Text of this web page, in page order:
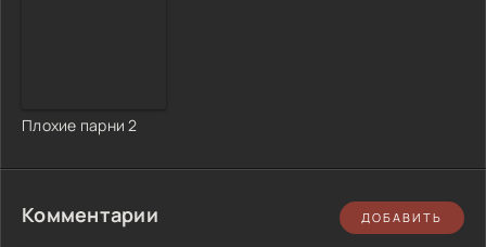
Плохие парни 2
Комментарии ДОБАВИТЬ